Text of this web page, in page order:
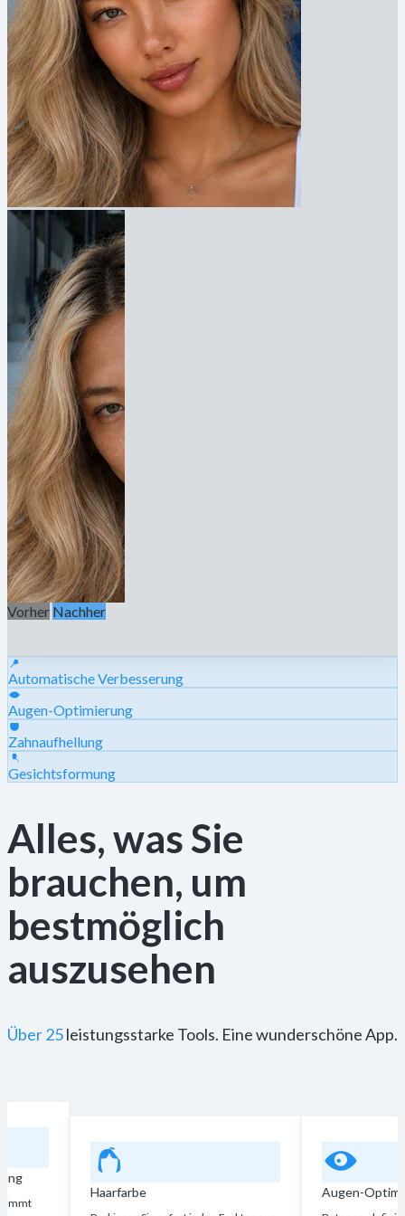
Vorher Nachher
Automatische Verbesserung
Augen-Optimierung
Zahnaufhellung
Gesichtsformung
Alles, was Sie
brauchen, um
bestmöglich
auszusehen
Über 25leistungsstarke Tools. Eine wunderschöne App.